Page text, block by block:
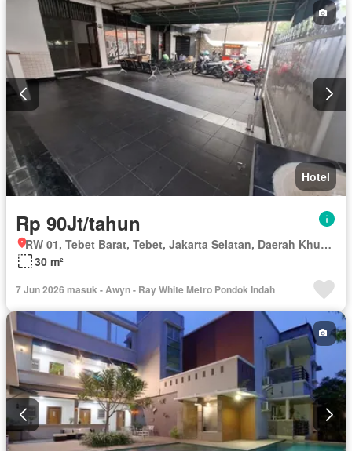
Hotel
Rp 90Jt/tahun
RW 01, Tebet Barat, Tebet, Jakarta Selatan, Daerah Khusus Ibukota Jakarta
30 m²
7 Jun 2026 masuk - Awyn - Ray White Metro Pondok Indah